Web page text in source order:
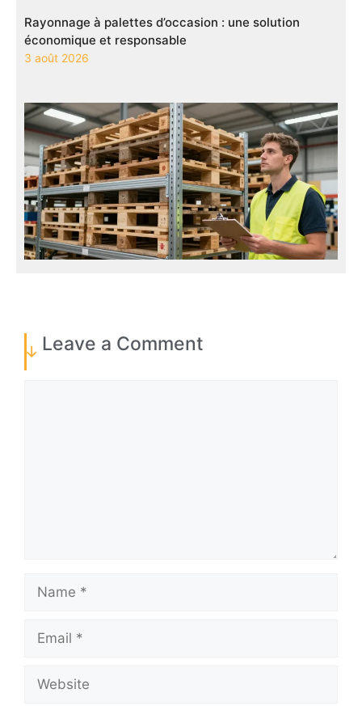
Rayonnage à palettes d’occasion : une solution
économique et responsable
3 août 2026
Leave a Comment
Name
Email
Website